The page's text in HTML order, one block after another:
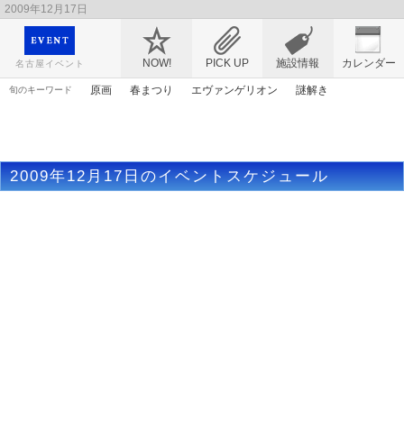
2009年12月17日
映画や音楽コンサート、レジャーやアート、テレビ、ショップ、出会い、転職まで名古
屋のイベント情報を幅広く掲載
名古屋イベント NOW! PICK UP カレンダー
施設情報
旬のキーワード 原画 春まつり エヴァンゲリオン
謎解き
2009年12月17日のイベントスケジュール